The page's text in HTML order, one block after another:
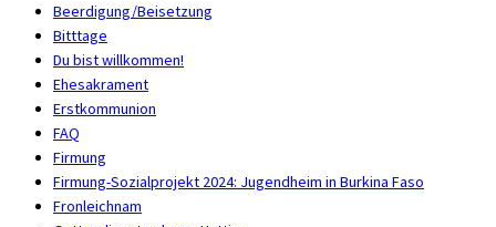
Beerdigung/Beisetzung
Bitttage
Du bist willkommen!
Ehesakrament
Erstkommunion
FAQ
Firmung
Firmung-Sozialprojekt 2024: Jugendheim in Burkina Faso
Fronleichnam